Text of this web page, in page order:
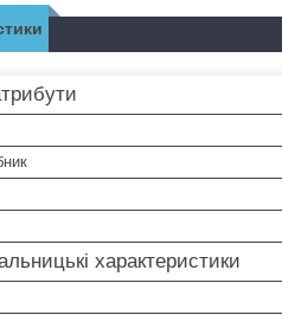
характеристики